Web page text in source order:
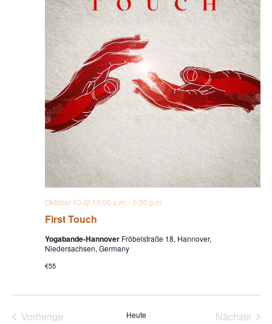
First Touch
Oktober 10 @ 10:00 a.m. - 5:00 p.m.
Yogabande-Hannover Fröbelstraße 18, Hannover,
Niedersachsen, Germany
€55
Vorherige
Heute
Nächste